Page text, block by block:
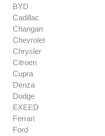
BYD
Cadillac
Changan
Chevrolet
Chrysler
Citroen
Cupra
Denza
Dodge
EXEED
Ferrari
Ford